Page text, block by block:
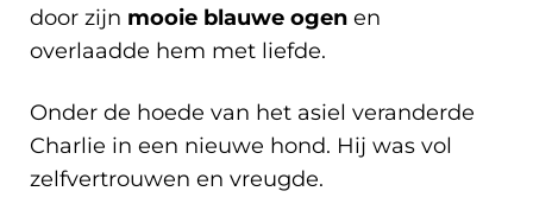
door zijn mooie blauwe ogen en
overlaadde hem met liefde.
Onder de hoede van het asiel veranderde
Charlie in een nieuwe hond. Hij was vol
zelfvertrouwen en vreugde.